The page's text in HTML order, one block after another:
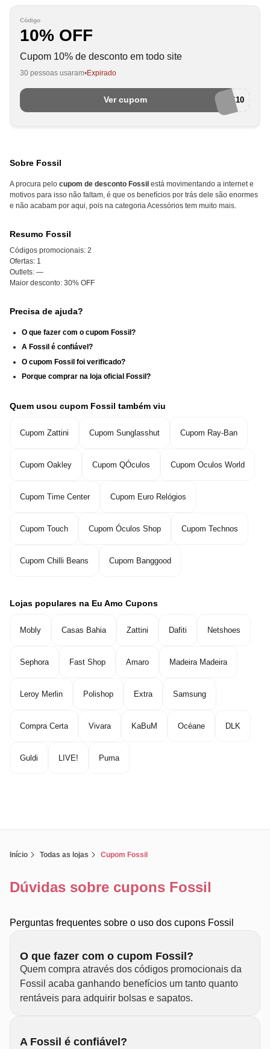
Código
10% OFF
Cupom 10% de desconto em todo site
30 pessoas usaram Expirado
Ver cupom EUAMOCUPONS10
Sobre Fossil
A procura pelo cupom de desconto Fossil está movimentando a internet e
motivos para isso não faltam, é que os benefícios por trás dele são enormes
e não acabam por aqui, pois na categoria Acessórios tem muito mais.
Resumo Fossil
Códigos promocionais: 2
Ofertas: 1
Outlets: —
Maior desconto: 30% OFF
Precisa de ajuda?
O que fazer com o cupom Fossil?
A Fossil é confiável?
O cupom Fossil foi verificado?
Porque comprar na loja oficial Fossil?
Quem usou cupom Fossil também viu
Cupom Zattini Cupom Sunglasshut Cupom Ray-Ban
Cupom Oakley Cupom QÓculos Cupom Oculos World
Cupom Time Center Cupom Euro Relógios
Cupom Touch Cupom Óculos Shop Cupom Technos
Cupom Chilli Beans Cupom Banggood
Lojas populares na Eu Amo Cupons
Mobly Casas Bahia Zattini Dafiti Netshoes
Sephora Fast Shop Amaro Madeira Madeira
Leroy Merlin Polishop Extra Samsung
Compra Certa Vivara KaBuM Océane DLK
Guldi LIVE! Puma
Início Todas as lojas Cupom Fossil
Dúvidas sobre cupons Fossil
Perguntas frequentes sobre o uso dos cupons Fossil
O que fazer com o cupom Fossil?
Quem compra através dos códigos promocionais da
Fossil acaba ganhando benefícios um tanto quanto
rentáveis para adquirir bolsas e sapatos.
A Fossil é confiável?